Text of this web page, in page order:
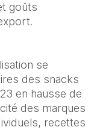
goûts
se
des snacks
en hausse de
des marques
recettes